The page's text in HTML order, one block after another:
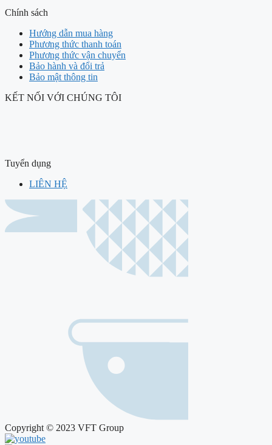
Chính sách
Hướng dẫn mua hàng
Phương thức thanh toán
Phương thức vận chuyển
Bảo hành và đổi trả
Bảo mật thông tin
KẾT NỐI VỚI CHÚNG TÔI
Tuyển dụng
LIÊN HỆ
Copyright © 2023 VFT Group